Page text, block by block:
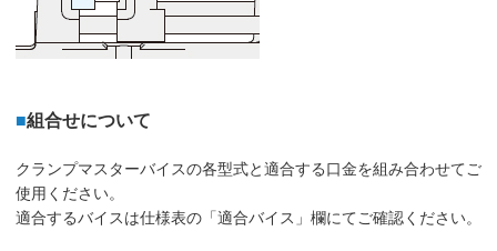
■組合せについて
クランプマスターバイスの各型式と適合する口金を組み合わせてご
使用ください。
適合するバイスは仕様表の「適合バイス」欄にてご確認ください。